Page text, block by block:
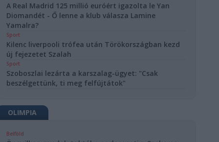
A Real Madrid 125 millió euróért igazolta le Yan
Diomandét - Ő lenne a klub válasza Lamine
Yamalra?
Sport
Kilenc liverpooli trófea után Törökországban kezd
új fejezetet Szalah
Sport
Szoboszlai lezárta a karszalag-ügyet: "Csak
beszélgettünk, ti meg felfújtátok"
OLIMPIA
Belföld